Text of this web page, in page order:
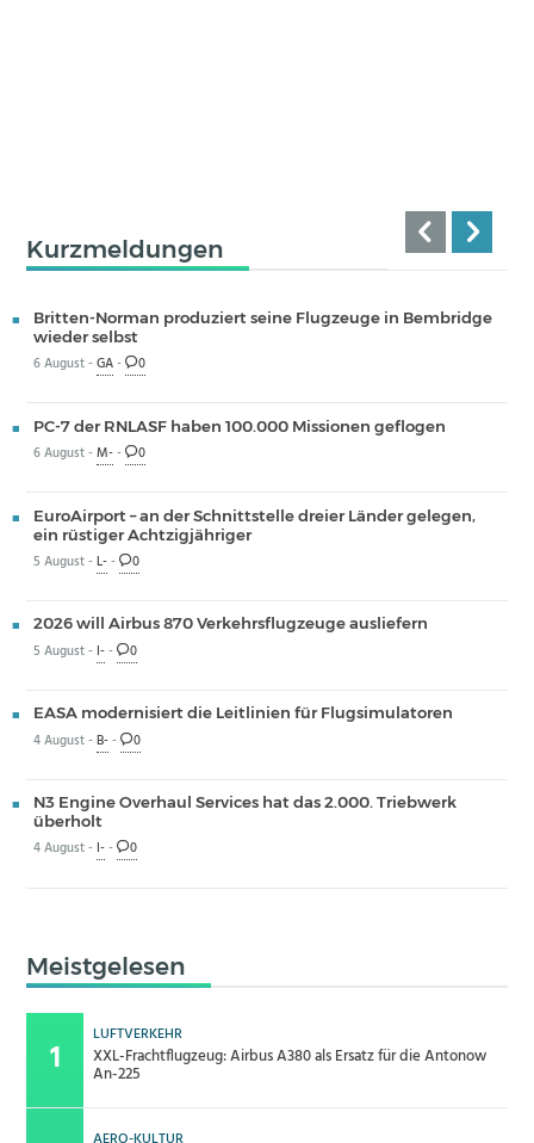
Kurzmeldungen
Britten-Norman produziert seine Flugzeuge in Bembridge
wieder selbst
6 August -GA- 0
PC-7 der RNLASF haben 100.000 Missionen geflogen
6 August -M-- 0
EuroAirport – an der Schnittstelle dreier Länder gelegen,
ein rüstiger Achtzigjähriger
5 August -L-- 0
2026 will Airbus 870 Verkehrsflugzeuge ausliefern
5 August - I-- 0
EASA modernisiert die Leitlinien für Flugsimulatoren
4 August -B-- 0
N3 Engine Overhaul Services hat das 2.000. Triebwerk
überholt
4 August - I-- 0
Meistgelesen
LUFTVERKEHR
XXL-Frachtflugzeug: Airbus A380 als Ersatz für die Antonow
An-225